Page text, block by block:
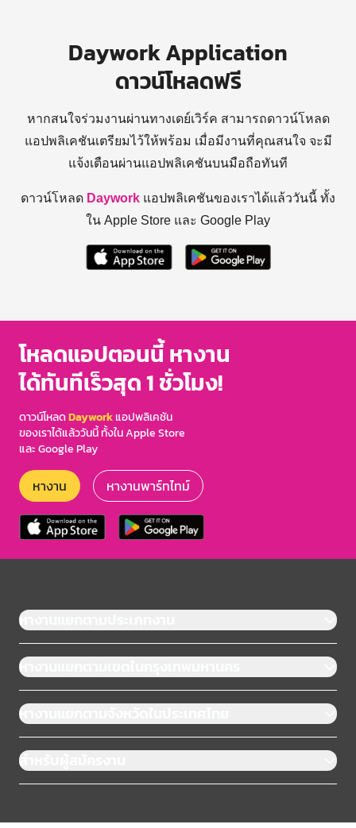
Daywork Application
ดาวน์โหลดฟรี
หากสนใจร่วมงานผ่านทางเดย์เวิร์ค สามารถดาวน์โหลด
แอปพลิเคชันเตรียมไว้ให้พร้อม เมื่อมีงานที่คุณสนใจ จะมี
แจ้งเตือนผ่านแอปพลิเคชันบนมือถือทันที
ดาวน์โหลด Daywork แอปพลิเคชันของเราได้แล้ววันนี้ ทั้ง
ใน Apple Store และ Google Play
โหลดแอปตอนนี้ หางาน
ได้ทันทีเร็วสุด 1 ชั่วโมง!
ดาวน์โหลดDayworkแอปพลิเคชัน
ของเราได้แล้ววันนี้ ทั้งใน Apple Store
และ Google Play
หางาน หางานพาร์ทไทม์
หางานแยกตามประเภทงาน
หางานแยกตามเขตในกรุงเทพมหานคร
หางานแยกตามจังหวัดในประเทศไทย
สำหรับผู้สมัครงาน